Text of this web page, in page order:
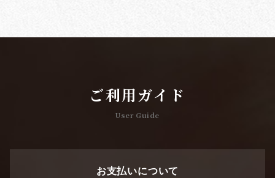
ご利用ガイド
User Guide
お支払いについて